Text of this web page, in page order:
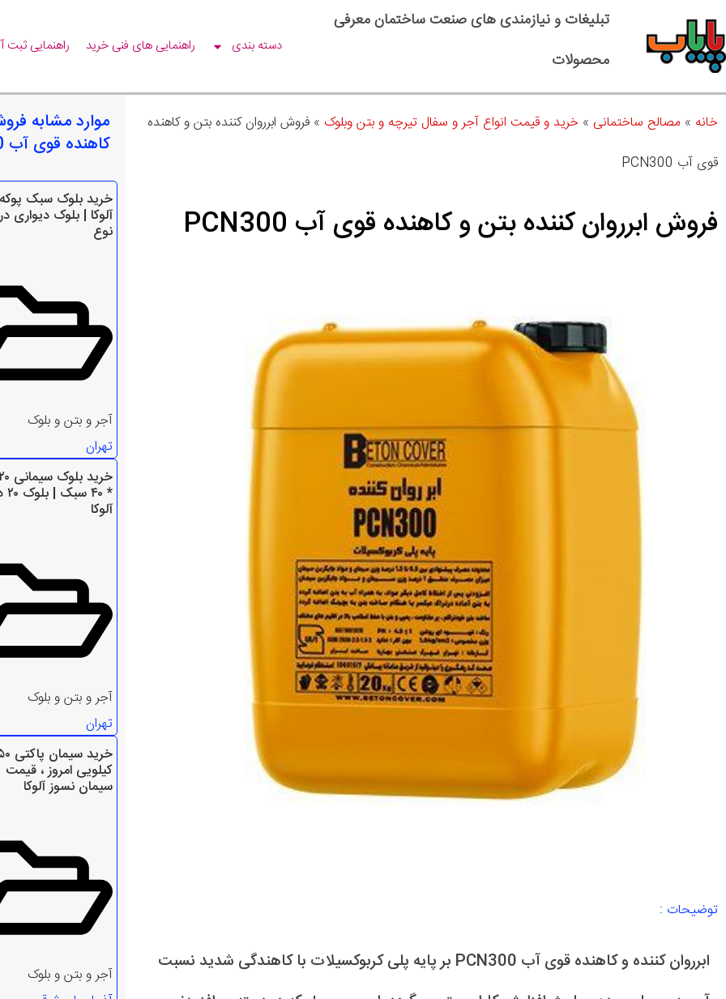
تبلیغات و نیازمندی های صنعت ساختمان معرفی
محصولات
دسته بندی راهنمایی های فنی خرید راهنمایی ثبت
خانه » مصالح ساختمانی » خرید و قیمت انواع آجر و سفال تیرچه و بتن وبلوک » فروش ابرروان کننده بتن و کاهنده
قوی آب PCN300
فروش ابرروان کننده بتن و کاهنده قوی آب PCN300
توضیحات :
ابرروان کننده و کاهنده قوی آب PCN300 بر پایه پلی کربوکسیلات با کاهندگی شدید نسبت
موارد مشابه
کاهنده قوی آب PCN300
خرید بلوک سبک
آلوکا | بلوک دیواری
نوع
آجر و بتن و بلوک
تهران
آلوکا
آجر و بتن و بلوک
تهران
خرید
کیلویی امروز ، قیمت
سیمان نسوز آلوکا
آجر و بتن و بلوک